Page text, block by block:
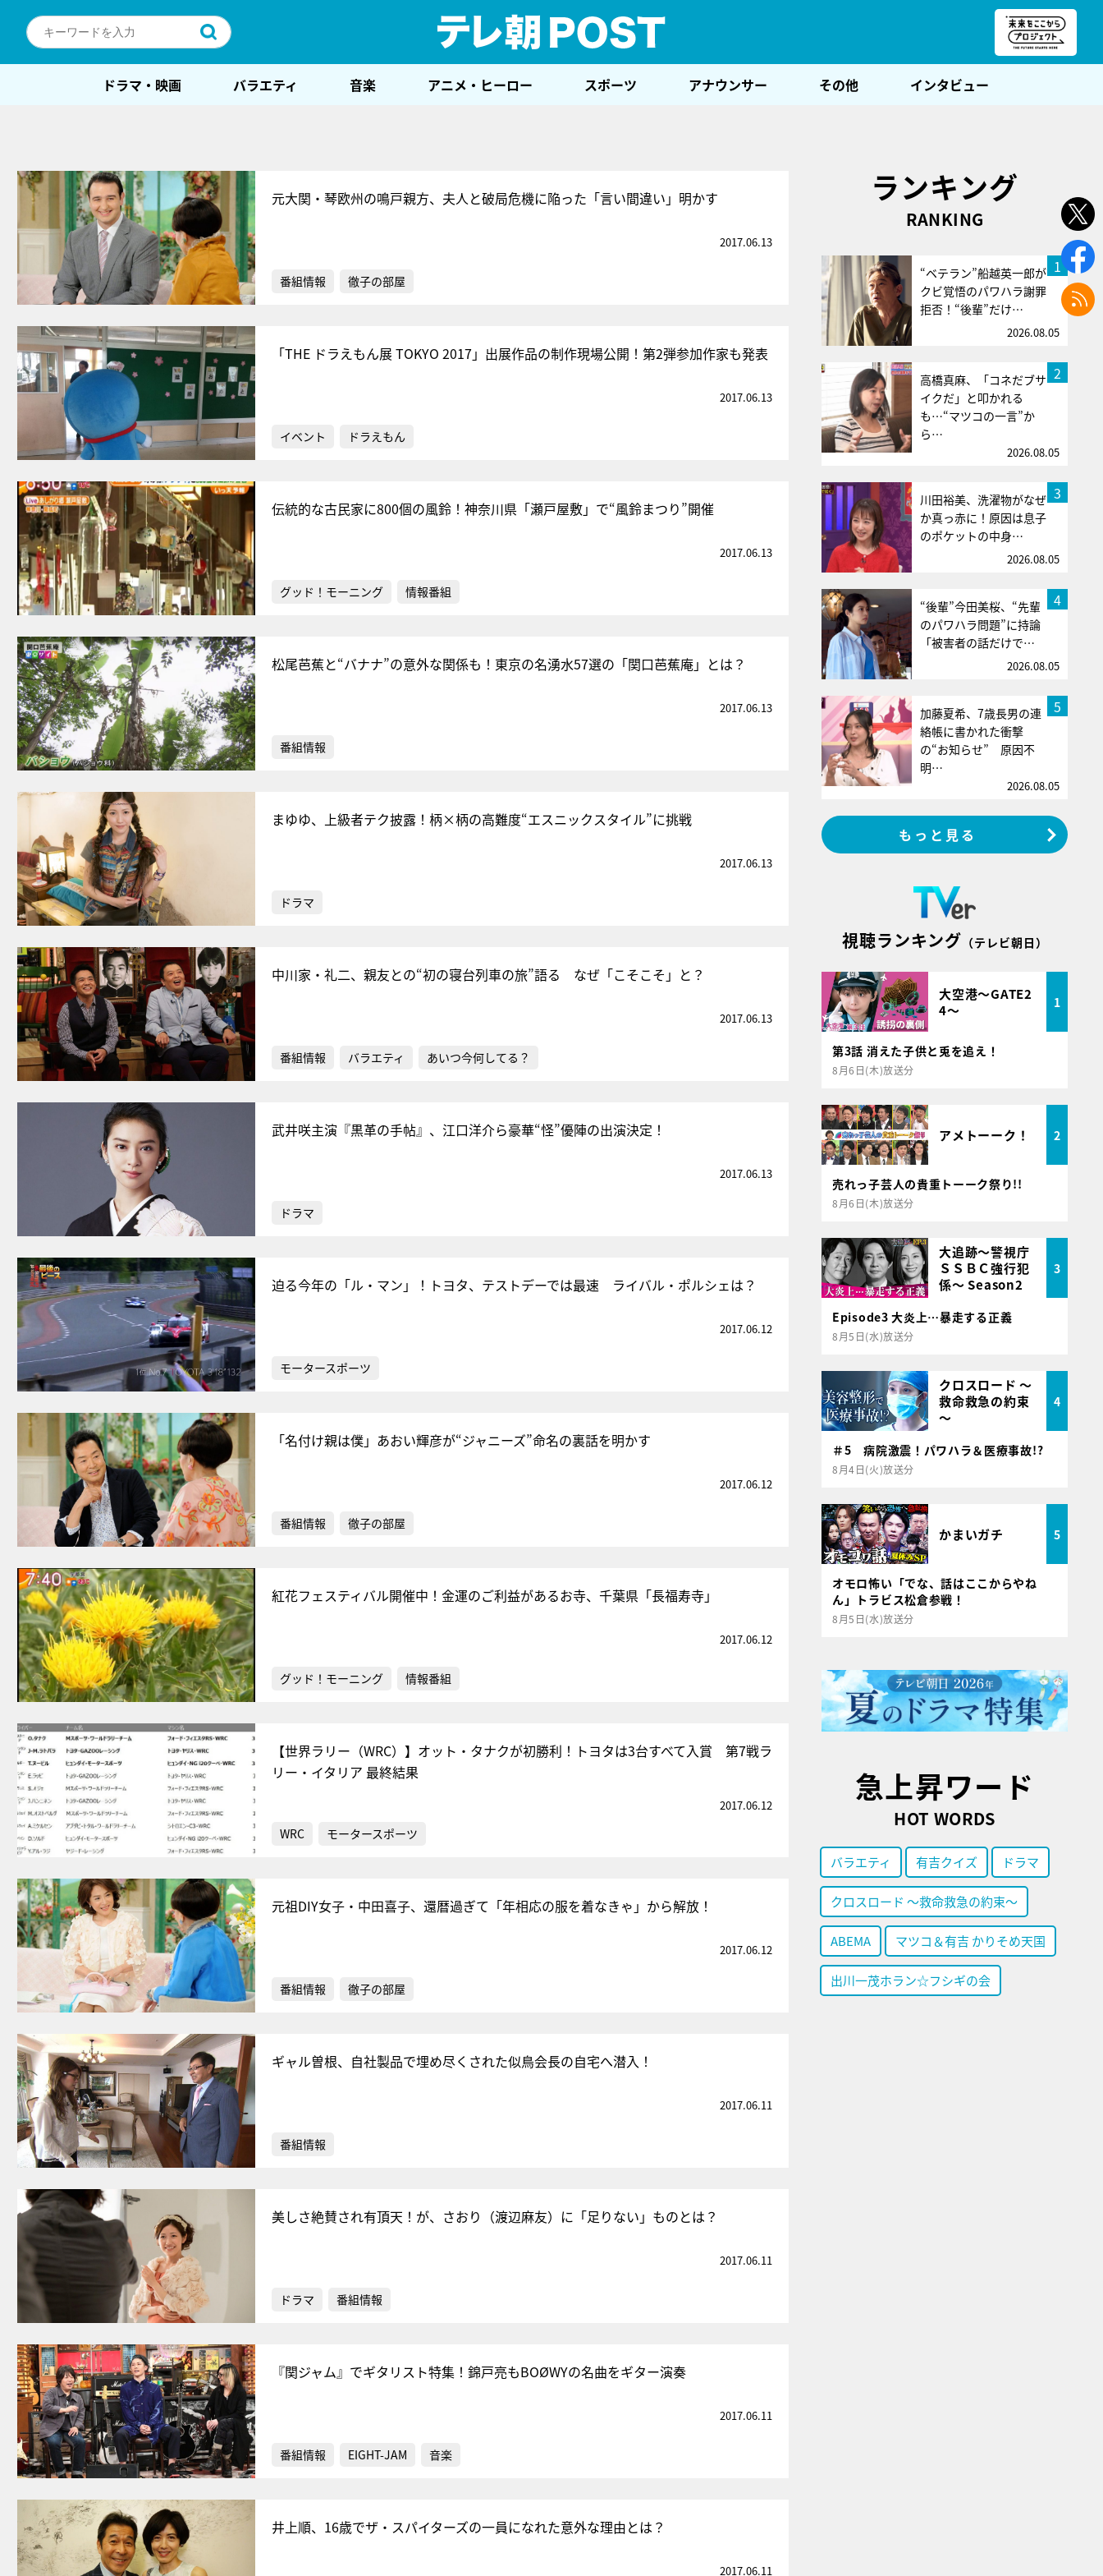
ドラマ・映画 バラエティ 音楽 アニメ・ヒーロー スポーツ アナウンサー その他 インタビュー
元大関・琴欧州の鳴戸親方、夫人と破局危機に陥った「言い間違い」明かす
2017.06.13
番組情報 徹子の部屋
「THE ドラえもん展 TOKYO 2017」出展作品の制作現場公開！第2弾参加作家も発表
2017.06.13
イベント ドラえもん
伝統的な古民家に800個の風鈴！神奈川県「瀬戸屋敷」で“風鈴まつり”開催
2017.06.13
グッド！モーニング 情報番組
松尾芭蕉と“バナナ”の意外な関係も！東京の名湧水57選の「関口芭蕉庵」とは？
2017.06.13
番組情報
まゆゆ、上級者テク披露！柄×柄の高難度“エスニックスタイル”に挑戦
2017.06.13
ドラマ
中川家・礼二、親友との“初の寝台列車の旅”語る なぜ「こそこそ」と？
2017.06.13
番組情報 バラエティ あいつ今何してる？
武井咲主演『黒革の手帖』、江口洋介ら豪華“怪”優陣の出演決定！
2017.06.13
ドラマ
迫る今年の「ル・マン」！トヨタ、テストデーでは最速 ライバル・ポルシェは？
2017.06.12
モータースポーツ
「名付け親は僕」あおい輝彦が“ジャニーズ”命名の裏話を明かす
2017.06.12
番組情報 徹子の部屋
紅花フェスティバル開催中！金運のご利益があるお寺、千葉県「長福寿寺」
2017.06.12
グッド！モーニング 情報番組
【世界ラリー（WRC）】オット・タナクが初勝利！トヨタは3台すべて入賞 第7戦ラ
リー・イタリア 最終結果
2017.06.12
WRC モータースポーツ
元祖DIY女子・中田喜子、還暦過ぎて「年相応の服を着なきゃ」から解放！
2017.06.12
番組情報 徹子の部屋
ギャル曽根、自社製品で埋め尽くされた似鳥会長の自宅へ潜入！
2017.06.11
番組情報
美しさ絶賛され有頂天！が、さおり（渡辺麻友）に「足りない」ものとは？
2017.06.11
ドラマ 番組情報
『関ジャム』でギタリスト特集！錦戸亮もBOØWYの名曲をギター演奏
2017.06.11
番組情報 EIGHT-JAM 音楽
井上順、16歳でザ・スパイターズの一員になれた意外な理由とは？
2017.06.11
ランキング
RANKING
1
“ベテラン”船越英一郎が
クビ覚悟のパワハラ謝罪
拒否！“後輩”だけ…
2026.08.05
2
高橋真麻、「コネだブサ
イクだ」と叩かれる
も…“マツコの一言”か
ら…
2026.08.05
3
川田裕美、洗濯物がなぜ
か真っ赤に！原因は息子
のポケットの中身…
2026.08.05
4
“後輩”今田美桜、“先輩
のパワハラ問題”に持論
「被害者の話だけで…
2026.08.05
5
加藤夏希、7歳長男の連
絡帳に書かれた衝撃
の“お知らせ” 原因不
明…
2026.08.05
もっと見る
視聴ランキング （テレビ朝日）
大空港～GATE2
4～
1
第3話 消えた子供と兎を追え！
8月6日(木)放送分
アメトーーク！ 2
売れっ子芸人の貴重トーーク祭り!!
8月6日(木)放送分
大追跡～警視庁
ＳＳＢＣ強行犯
係～ Season2
3
Episode3 大炎上…暴走する正義
8月5日(水)放送分
クロスロード ～
救命救急の約束
～
4
＃5 病院激震！パワハラ＆医療事故!?
8月4日(火)放送分
かまいガチ 5
オモロ怖い「でな、話はここからやね
ん」トラビス松倉参戦！
8月5日(水)放送分
急上昇ワード
HOT WORDS
バラエティ 有吉クイズ ドラマ
クロスロード ～救命救急の約束～
ABEMA マツコ＆有吉 かりそめ天国
出川一茂ホラン☆フシギの会